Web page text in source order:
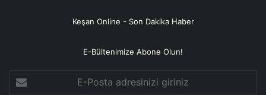
Keşan Online - Son Dakika Haber
E-Bültenimize Abone Olun!
Posta